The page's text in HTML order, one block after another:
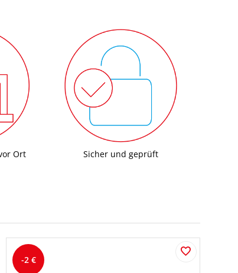
Ort Sicher und geprüft
-2 €